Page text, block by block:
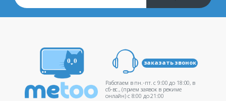
заказать звонок
Работаем в пн.-пт. c 9:00 до 18:00, в
сб-вс., (прием заявок в режиме
онлайн) c 8:00 до 21:00